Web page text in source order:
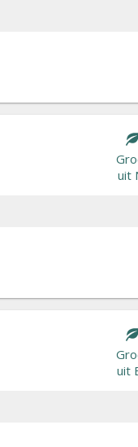
uit
uit